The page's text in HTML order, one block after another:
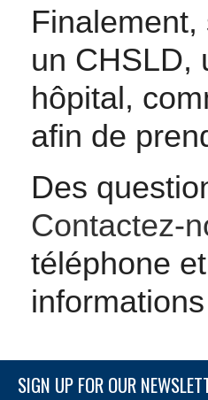
Finalement,
un CHSLD,
hôpital,
afin de
Des
Contactez-
téléphone
SIGN UP FOR OUR